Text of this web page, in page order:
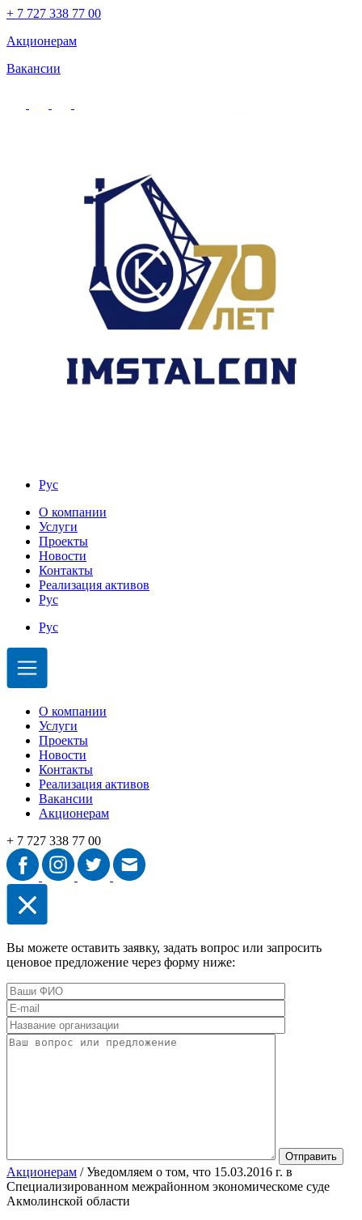
+ 7 727 338 77 00
Акционерам
Вакансии
Рус
О компании
Услуги
Проекты
Новости
Контакты
Реализация активов
Рус
Рус
О компании
Услуги
Проекты
Новости
Контакты
Реализация активов
Вакансии
Акционерам
+ 7 727 338 77 00
Вы можете оставить заявку, задать вопрос или запросить
ценовое предложение через форму ниже:
Акционерам /Уведомляем о том, что 15.03.2016 г. в
Специализированном межрайонном экономическоме суде
Акмолинской области